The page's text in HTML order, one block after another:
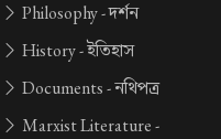
Philosophy -দর্শন
History -ইতিহাস
Documents -নথিপত্র
Marxist Literature -